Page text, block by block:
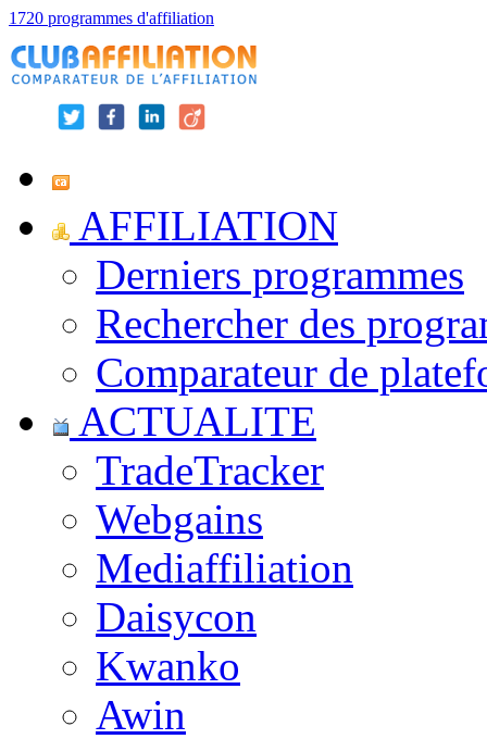
1720 programmes d'affiliation
AFFILIATION
Derniers programmes
Rechercher des
Comparateur de
ACTUALITE
TradeTracker
Webgains
Mediaffiliation
Daisycon
Kwanko
Awin